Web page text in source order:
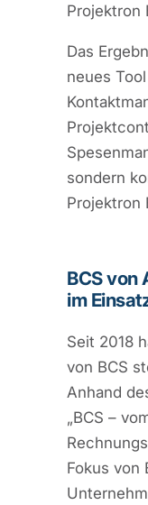
Projektron
Das
neues
sondern
Projektron
BCS von
im
Seit 2018
von BCS
Anhand
„BCS –
Fokus von